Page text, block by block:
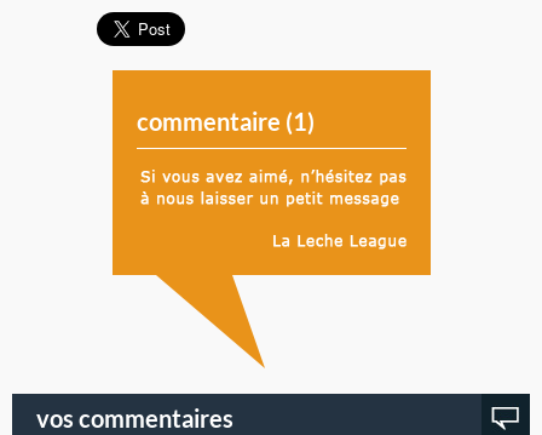
commentaire (1)
vos commentaires